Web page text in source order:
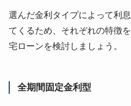
選んだ金利タイプによって利
てくるため、それぞれの特徴
宅ローンを検討しましょう。
全期間固定金利型